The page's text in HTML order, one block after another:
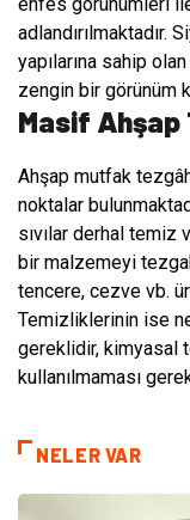
adlandırılmaktadır.
yapılarına sahip
zengin bir görünüm
Masif Ahşap
Ahşap mutfak
noktalar
sıvılar derhal
bir malzemeyi
tencere, cezve vb.
Temizliklerinin ise
gereklidir, kimyasal
kullanılmaması
NELER VAR